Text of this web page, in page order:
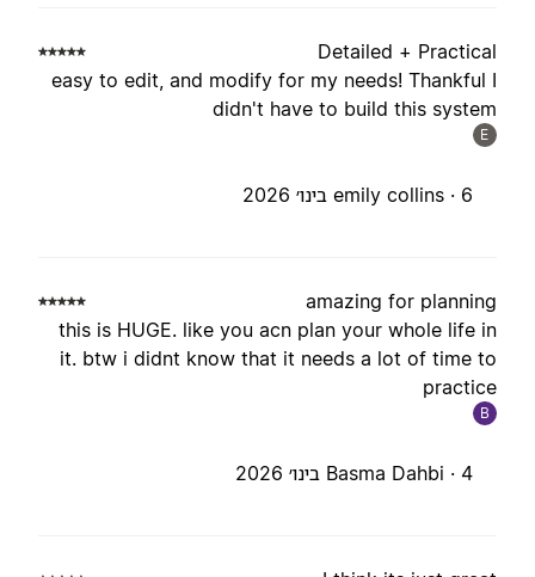
Detailed +
easy to edit, and modify for my needs! Thankful
didn't have to build this
emily collins ·
amazing for
this is HUGE. like you acn plan your whole life
it. btw i didnt know that it needs a lot of time
Basma Dahbi ·